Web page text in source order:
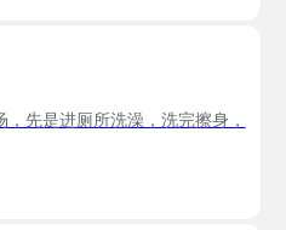
先是进厕所洗澡，洗完擦身，